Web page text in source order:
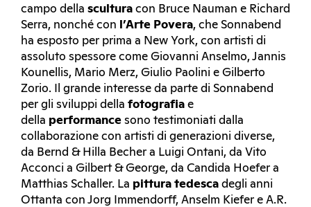
campo della scultura con Bruce Nauman e Richard
Serra, nonché con l’Arte Povera, che Sonnabend
ha esposto per prima a New York, con artisti di
assoluto spessore come Giovanni Anselmo, Jannis
Kounellis, Mario Merz, Giulio Paolini e Gilberto
Zorio. Il grande interesse da parte di Sonnabend
per gli sviluppi della fotografia e
della performance sono testimoniati dalla
collaborazione con artisti di generazioni diverse,
da Bernd & Hilla Becher a Luigi Ontani, da Vito
Acconci a Gilbert & George, da Candida Hoefer a
Matthias Schaller. La pittura tedesca degli anni
Ottanta con Jorg Immendorff, Anselm Kiefer e A.R.